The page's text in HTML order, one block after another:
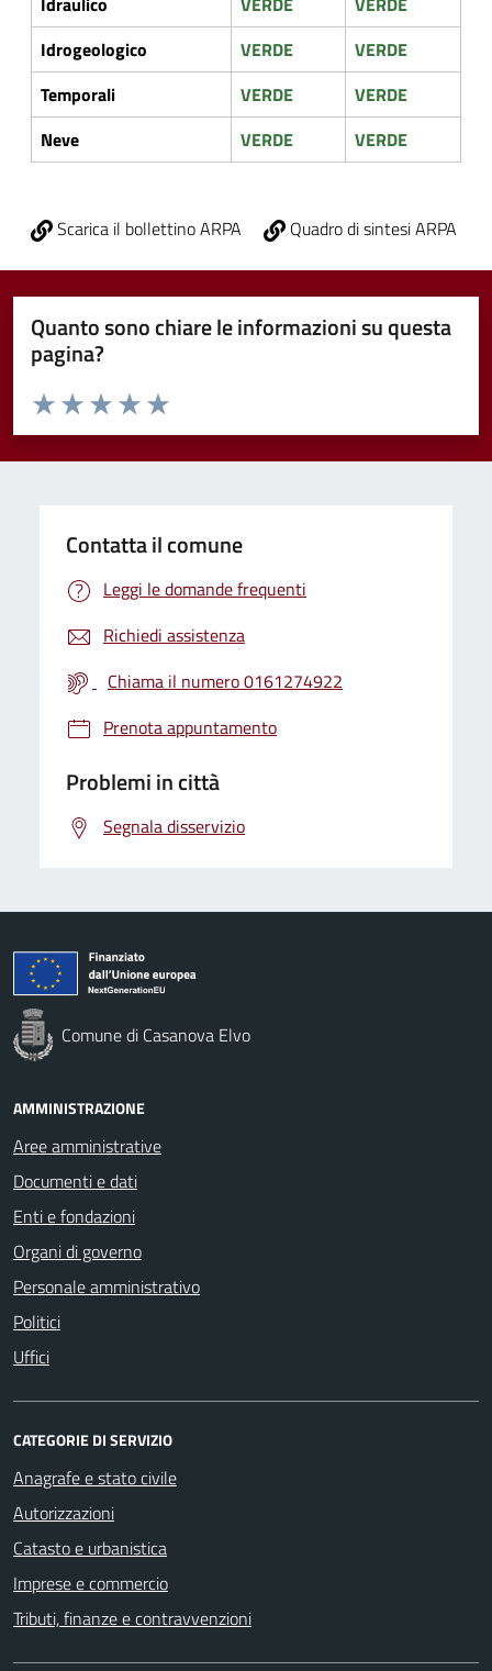
Idrogeologico
VERDE
VERDE
Temporali
VERDE
VERDE
Neve
VERDE VERDE
Scarica il bollettino ARPA Quadro di sintesi ARPA
Quanto sono chiare le informazioni su questa
pagina?
Valuta da 1 a 5 stelle la pagina
Valuta 5 stelle su 5
Valuta 4 stelle su 5
Valuta 3 stelle su 5
Valuta 2 stelle su 5
Valuta 1 stelle su 5
Contatta il comune
Leggi le domande frequenti
Richiedi assistenza
Chiama il numero 0161274922
Prenota appuntamento
Problemi in città
Segnala disservizio
Comune di Casanova Elvo
AMMINISTRAZIONE
Aree amministrative
Documenti e dati
Enti e fondazioni
Organi di governo
Personale amministrativo
Politici
Uffici
CATEGORIE DI SERVIZIO
Anagrafe e stato civile
Autorizzazioni
Catasto e urbanistica
Imprese e commercio
Tributi, finanze e contravvenzioni